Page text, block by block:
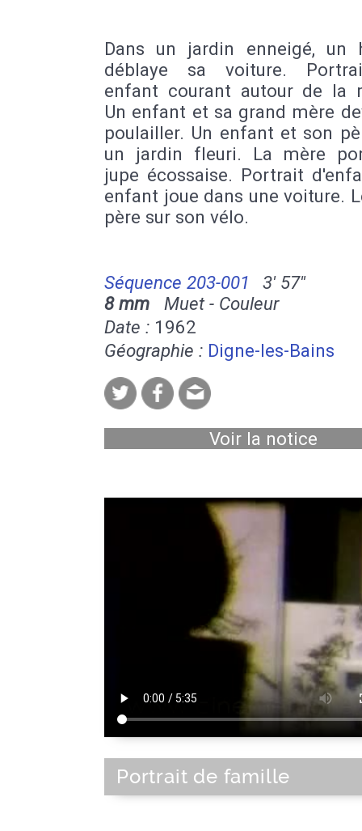
Dans un jardin enneigé, un
déblaye sa voiture.
enfant courant autour de la
Un enfant et sa grand mère
poulailler. Un enfant et son
un jardin fleuri. La mère
jupe écossaise. Portrait
enfant joue dans une voiture.
père sur son vélo.
Séquence 203-001
3' 57''
8 mm Muet - Couleur
Date : 1962
Géographie : Digne-les-Bains
Voir la notice
Portrait de famille